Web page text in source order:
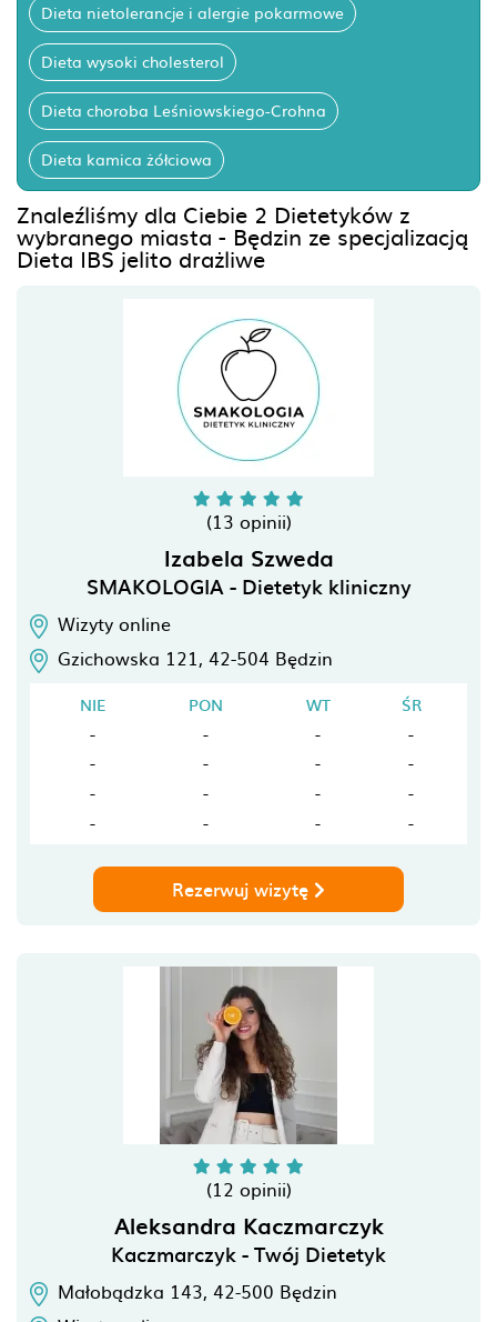
Dieta nietolerancje i alergie pokarmowe
Dieta wysoki cholesterol
Dieta choroba Leśniowskiego-Crohna
Dieta kamica żółciowa
Znaleźliśmy dla Ciebie 2 Dietetyków z
wybranego miasta - Będzin ze specjalizacją
Dieta IBS jelito drażliwe
(13 opinii)
Izabela Szweda
SMAKOLOGIA - Dietetyk kliniczny
Wizyty online
Gzichowska 121, 42-504 Będzin
NIE PON WT
ŚR
-
- -
-
-
- -
-
-
- -
-
-
- - -
Rezerwuj wizytę
(12 opinii)
Aleksandra Kaczmarczyk
Kaczmarczyk - Twój Dietetyk
Małobądzka 143, 42-500 Będzin